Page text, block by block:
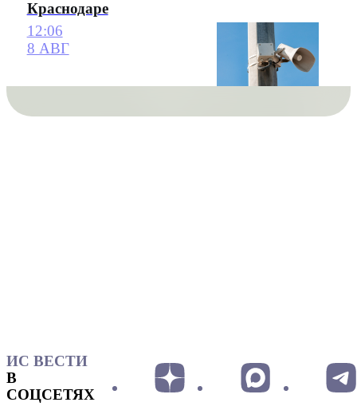
Краснодаре
12:06
8 АВГ
ИС ВЕСТИ
В
СОЦСЕТЯХ